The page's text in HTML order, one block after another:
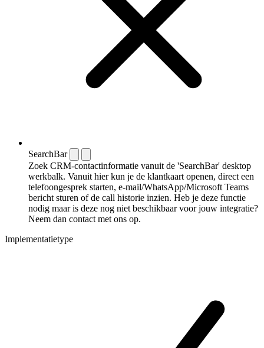
SearchBar
Zoek CRM-contactinformatie vanuit de 'SearchBar' desktop
werkbalk. Vanuit hier kun je de klantkaart openen, direct een
telefoongesprek starten, e-mail/WhatsApp/Microsoft Teams
bericht sturen of de call historie inzien. Heb je deze functie
nodig maar is deze nog niet beschikbaar voor jouw integratie?
Neem dan contact met ons op.
Implementatietype